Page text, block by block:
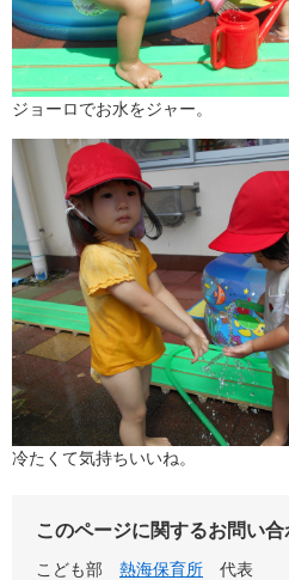
ジョーロでお水をジャー。
冷たくて気持ちいいね。
このページに関するお問い合
こども部 熱海保育所
代表